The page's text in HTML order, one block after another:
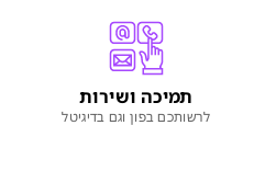
תמיכה ושירות
לרשותכם בפון וגם בדיגיטל